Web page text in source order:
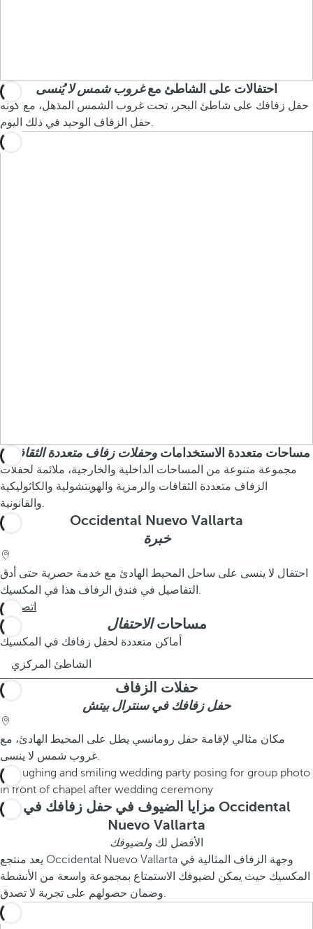
احتفالات على الشاطئ معغروب شمس لا يُنسى
حفل زفافك على شاطئ البحر، تحت غروب الشمس المذهل، مع كونه
حفل الزفاف الوحيد في ذلك اليوم.
مساحات متعددة الاستخدامات وحفلات زفاف متعددة الثقافات
مجموعة متنوعة من المساحات الداخلية والخارجية، ملائمة لحفلات
الزفاف متعددة الثقافات والرمزية والهويتشولية والكاثوليكية
والقانونية.
Occidental Nuevo Vallarta
خبرة
احتفال لا ينسى على ساحل المحيط الهادئ مع خدمة حصرية حتى أدق
التفاصيل في فندق الزفاف هذا في المكسيك.
اتصل بنا
مساحاتالاحتفال
أماكن متعددة لحفل زفافك في المكسيك
الشاطئ المركزي
حفلات الزفاف
حفل زفافك في سنترال بيتش
مكان مثالي لإقامة حفل رومانسي يطل على المحيط الهادئ، مع
غروب شمس لا ينسى.
مزايا الضيوف في حفل زفافك في Occidental
Nuevo Vallarta
الأفضل لك ولضيوفك
يعد منتجع Occidental Nuevo Vallarta وجهة الزفاف المثالية في
المكسيك حيث يمكن لضيوفك الاستمتاع بمجموعة واسعة من الأنشطة
وضمان حصولهم على تجربة لا تصدق.